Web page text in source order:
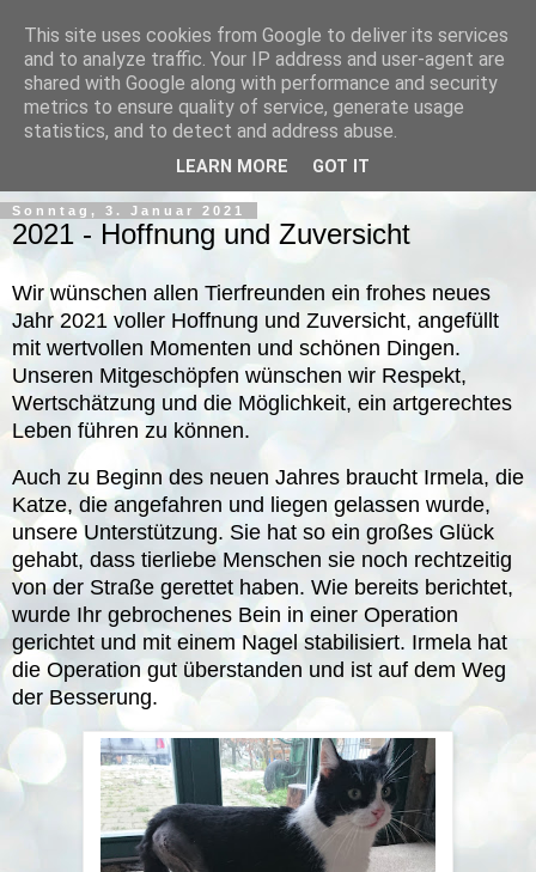
Sonntag, 3. Januar 2021
2021 - Hoffnung und Zuversicht
Wir wünschen allen Tierfreunden ein frohes neues
Jahr 2021 voller Hoffnung und Zuversicht, angefüllt
mit wertvollen Momenten und schönen Dingen.
Unseren Mitgeschöpfen wünschen wir Respekt,
Wertschätzung und die Möglichkeit, ein artgerechtes
Leben führen zu können.
Auch zu Beginn des neuen Jahres braucht Irmela, die
Katze, die angefahren und liegen gelassen wurde,
unsere Unterstützung. Sie hat so ein großes Glück
gehabt, dass tierliebe Menschen sie noch rechtzeitig
von der Straße gerettet haben. Wie bereits berichtet,
wurde Ihr gebrochenes Bein in einer Operation
gerichtet und mit einem Nagel stabilisiert. Irmela hat
die Operation gut überstanden und ist auf dem Weg
der Besserung.
This site uses cookies from Google to deliver its services
and to analyze traffic. Your IP address and user-agent are
shared with Google along with performance and security
metrics to ensure quality of service, generate usage
statistics, and to detect and address abuse.
LEARN MORE GOT IT